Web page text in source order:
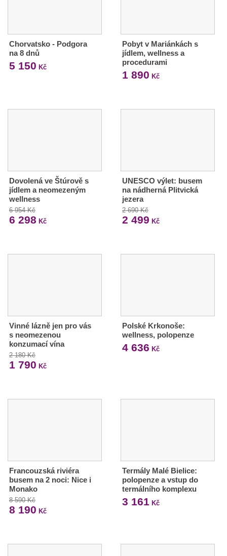
Chorvatsko - Podgora
na 8 dnů
5 150 Kč
Pobyt v Mariánkách s
jídlem, wellness a
procedurami
1 890 Kč
Dovolená ve Štúrově s
jídlem a neomezeným
wellness
6 954 Kč
6 298 Kč
UNESCO výlet: busem
na nádherná Plitvická
jezera
2 690 Kč
2 499 Kč
Vinné lázně jen pro vás
s neomezenou
konzumací vína
2 180 Kč
1 790 Kč
Polské Krkonoše:
wellness, polopenze
4 636 Kč
Francouzská riviéra
busem na 2 noci: Nice i
Monako
8 590 Kč
8 190 Kč
Termály Malé Bielice:
polopenze a vstup do
termálního komplexu
3 161 Kč